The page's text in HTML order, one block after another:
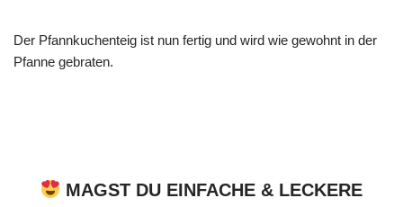
Der Pfannkuchenteig ist nun fertig und wird wie gewohnt in der
Pfanne gebraten.
MAGST DU EINFACHE & LECKERE